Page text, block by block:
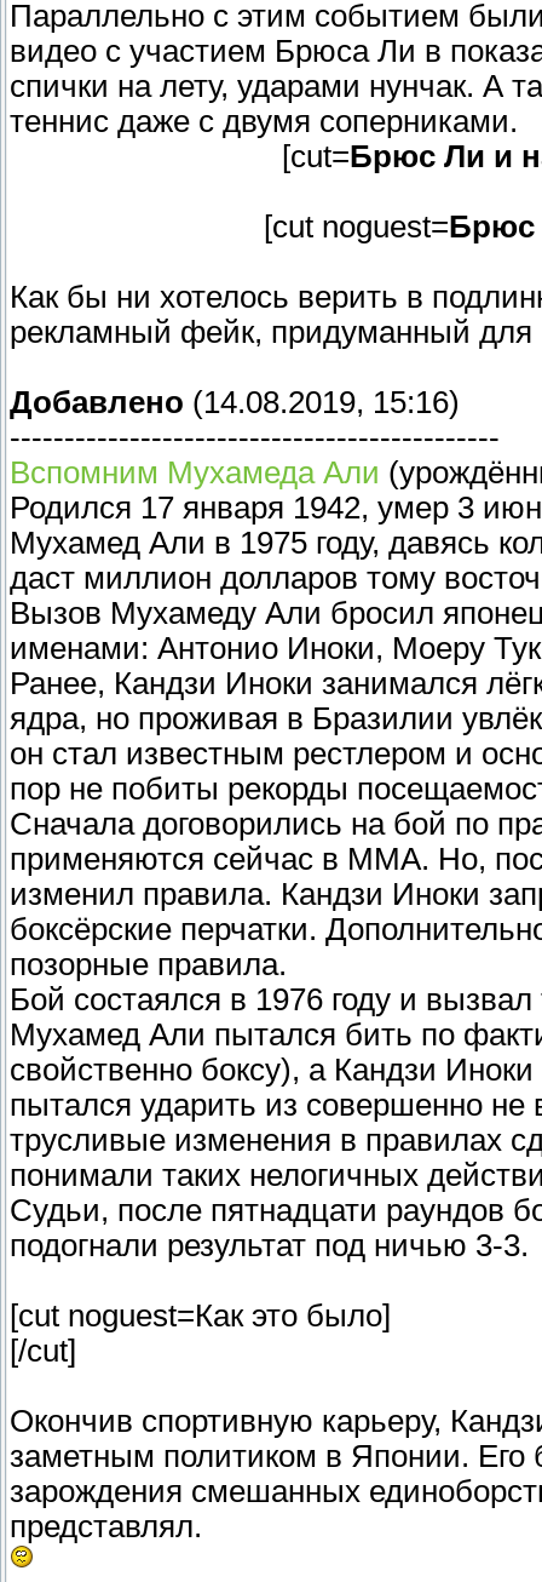
Параллельно с этим событием
видео с участием Брюса Ли в
спички на лету, ударами нунчак. А
теннис даже с двумя соперниками.
[cut=Брюс Ли и
[cut noguest=Брюс
Как бы ни хотелось верить в
рекламный фейк, придуманный для
Добавлено (14.08.2019, 15:16)
---------------------------------------------
Вспомним Мухамеда Али
Родился 17 января 1942, умер 3
Мухамед Али в 1975 году, давясь
даст миллион долларов тому
Вызов Мухамеду Али бросил
именами: Антонио Иноки, Моеру
Ранее, Кандзи Иноки занимался
ядра, но проживая в Бразилии
он стал известным рестлером и
пор не побиты рекорды
Сначала договорились на бой по
применяются сейчас в MMA. Но,
изменил правила. Кандзи Иноки
боксёрские перчатки.
позорные правила.
Бой состаялся в 1976 году и
Мухамед Али пытался бить по
свойственно боксу), а Кандзи
пытался ударить из совершенно не
трусливые изменения в правилах
понимали таких нелогичных
Судьи, после пятнадцати раундов
подогнали результат под ничью 3-3.
[cut noguest=Как это было]
[/cut]
Окончив спортивную карьеру,
заметным политиком в Японии. Его
зарождения смешанных
представлял.